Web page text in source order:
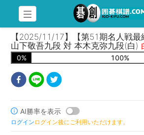
【2025/11/17】【第51期名人戦
山下敬吾九段 対 本木克弥九段(白)
0% 100%
AI勝率を表示
ログイン ログイン後にご利用いただけます。